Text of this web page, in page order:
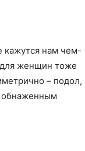
кажутся нам чем-
для женщин тоже
– подол,
обнаженным